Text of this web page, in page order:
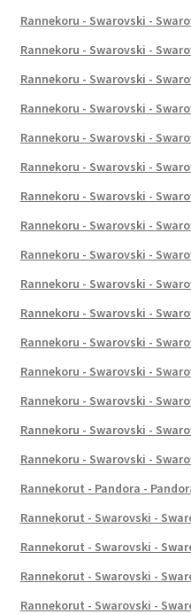
Rannekoru - Swarovski -
Rannekoru - Swarovski -
Rannekoru - Swarovski -
Rannekoru - Swarovski -
Rannekoru - Swarovski -
Rannekoru - Swarovski -
Rannekoru - Swarovski -
Rannekoru - Swarovski -
Rannekoru - Swarovski -
Rannekoru - Swarovski -
Rannekoru - Swarovski -
Rannekoru - Swarovski -
Rannekoru - Swarovski -
Rannekoru - Swarovski -
Rannekoru - Swarovski -
Rannekoru - Swarovski -
Rannekorut - Pandora -
Rannekorut - Swarovski -
Rannekorut - Swarovski -
Rannekorut - Swarovski -
Rannekorut - Swarovski -